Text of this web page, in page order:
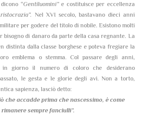
“Gentiluomini”e costituisce per eccellenza
Nel XVI secolo, bastavano dieci anni
per godere del titolo di nobile. Esistono molti
bisogno di danaro da parte della casa regnante. La
distinta dalla classe borghese e poteva fregiare la
emblema o stemma. Col passare degli anni,
in giorno il numero di coloro che desiderano
le gesta e le glorie degli avi. Non a torto,
sapienza, lasciò detto:
che accadde prima che nascessimo, è come
rimanere sempre fanciulli”.